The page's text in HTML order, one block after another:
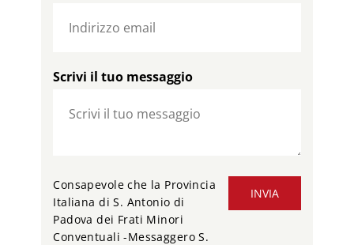
Scrivi il tuo messaggio
INVIA
Consapevole che la Provincia
Italiana di S. Antonio di
Padova dei Frati Minori
Conventuali -Messaggero S.